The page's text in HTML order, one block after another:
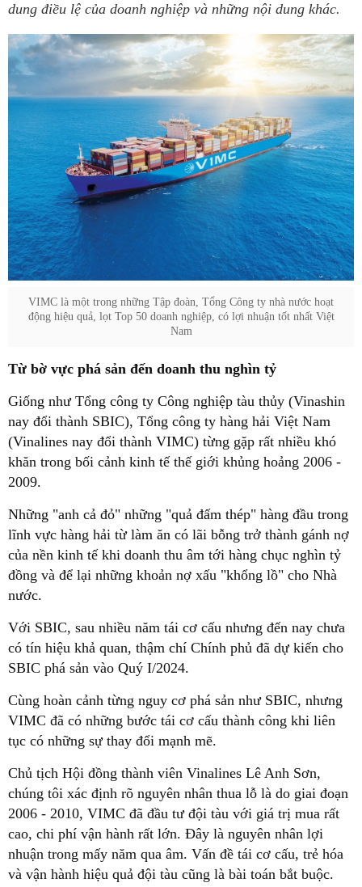
dung điều lệ của doanh nghiệp và những nội dung khác.
VIMC là một trong những Tập đoàn, Tổng Công ty nhà nước hoạt
động hiệu quả, lọt Top 50 doanh nghiệp, có lợi nhuận tốt nhất Việt
Nam
Từ bờ vực phá sản đến doanh thu nghìn tỷ
Giống như Tổng công ty Công nghiệp tàu thủy (Vinashin
nay đổi thành SBIC), Tổng công ty hàng hải Việt Nam
(Vinalines nay đổi thành VIMC) từng gặp rất nhiều khó
khăn trong bối cảnh kinh tế thế giới khủng hoảng 2006 -
2009.
Những "anh cả đỏ" những "quả đấm thép" hàng đầu trong
lĩnh vực hàng hải từ làm ăn có lãi bỗng trở thành gánh nợ
của nền kinh tế khi doanh thu âm tới hàng chục nghìn tỷ
đồng và để lại những khoản nợ xấu "khổng lồ" cho Nhà
nước.
Với SBIC, sau nhiều năm tái cơ cấu nhưng đến nay chưa
có tín hiệu khả quan, thậm chí Chính phủ đã dự kiến cho
SBIC phá sản vào Quý I/2024.
Cùng hoàn cảnh từng nguy cơ phá sản như SBIC, nhưng
VIMC đã có những bước tái cơ cấu thành công khi liên
tục có những sự thay đổi mạnh mẽ.
Chủ tịch Hội đồng thành viên Vinalines Lê Anh Sơn,
chúng tôi xác định rõ nguyên nhân thua lỗ là do giai đoạn
2006 - 2010, VIMC đã đầu tư đội tàu với giá trị mua rất
cao, chi phí vận hành rất lớn. Đây là nguyên nhân lợi
nhuận trong mấy năm qua âm. Vấn đề tái cơ cấu, trẻ hóa
và vận hành hiệu quả đội tàu cũng là bài toán bắt buộc.